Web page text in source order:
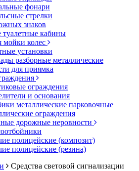
фонари
стрелки
знаков
кабины
колес
установки
разборные металлические
для приямка
ограждения
и основания
металлические парковочные
ограждения
дорожные неровности
полицейские (композит)
полицейские (резина)
Средства световой сигнализации